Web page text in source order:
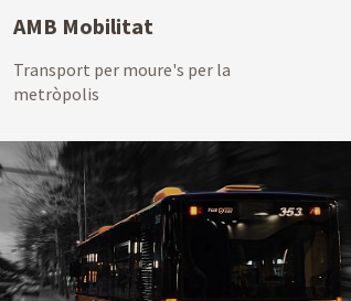
AMB Mobilitat
Transport per moure's per la
metròpolis